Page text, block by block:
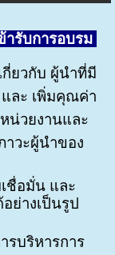
ารับการอบรม
กี่ยวกับ ผู้นำที่มี
และ เพิ่มคุณค่า
หน่วยงานและ
วะผู้นำของ
ชื่อมั่น และ
อย่างเป็นรูป
รบริหารการ